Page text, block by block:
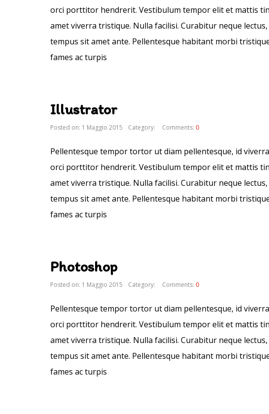
orci porttitor hendrerit. Vestibulum tempor elit et mattis
amet viverra tristique. Nulla facilisi. Curabitur neque
tempus sit amet ante. Pellentesque habitant morbi
fames ac turpis
Illustrator
Posted on: 1 Maggio 2015 Category: Comments: 0
Pellentesque tempor tortor ut diam pellentesque, id
orci porttitor hendrerit. Vestibulum tempor elit et mattis
amet viverra tristique. Nulla facilisi. Curabitur neque
tempus sit amet ante. Pellentesque habitant morbi
fames ac turpis
Photoshop
Posted on: 1 Maggio 2015 Category: Comments: 0
Pellentesque tempor tortor ut diam pellentesque, id
orci porttitor hendrerit. Vestibulum tempor elit et mattis
amet viverra tristique. Nulla facilisi. Curabitur neque
tempus sit amet ante. Pellentesque habitant morbi
fames ac turpis